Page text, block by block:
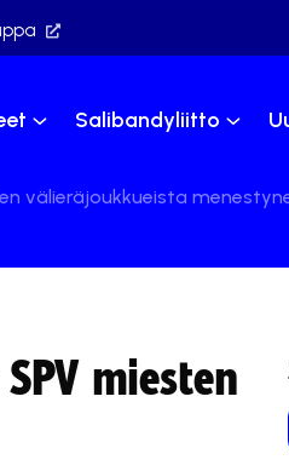
Salibandyliitto
välieräjoukkueista
miesten